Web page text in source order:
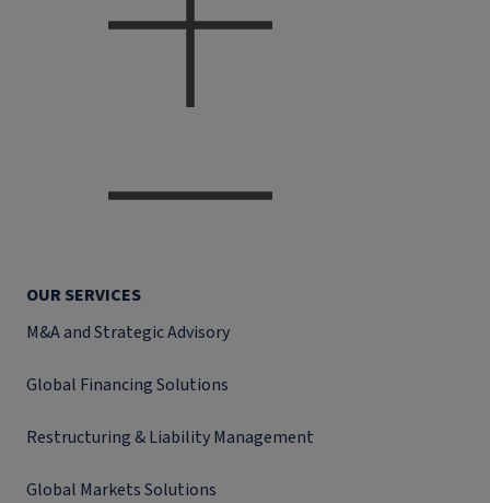
OUR SERVICES
M&A and Strategic Advisory
Global Financing Solutions
Restructuring & Liability Management
Global Markets Solutions